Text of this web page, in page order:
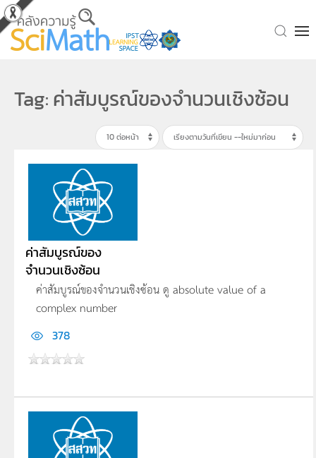
Skip to main content
Tag: ค่าสัมบูรณ์ของจำนวนเชิงซ้อน
ค่าสัมบูรณ์ของ
จำนวนเชิงซ้อน
ค่าสัมบูรณ์ของจำนวนเชิงซ้อน ดู absolute value of a
complex number
378